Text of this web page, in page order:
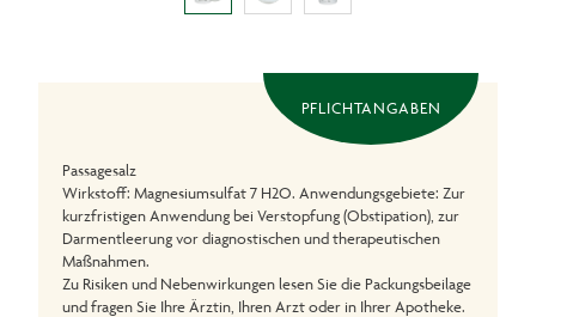
PFLICHTANGABEN
Passagesalz
Wirkstoff: Magnesiumsulfat 7 H2O. Anwendungsgebiete: Zur
kurzfristigen Anwendung bei Verstopfung (Obstipation), zur
Darmentleerung vor diagnostischen und therapeutischen
Maßnahmen.
Zu Risiken und Nebenwirkungen lesen Sie die Packungsbeilage
und fragen Sie Ihre Ärztin, Ihren Arzt oder in Ihrer Apotheke.